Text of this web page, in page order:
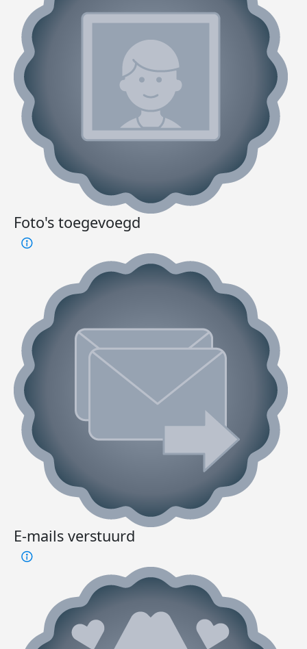
Foto's toegevoegd
E-mails verstuurd